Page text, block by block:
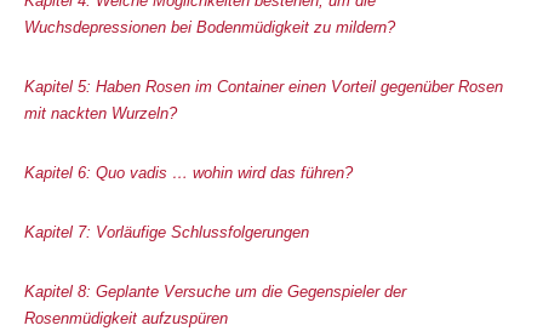
Wuchsdepressionen bei Bodenmüdigkeit zu mildern?
Kapitel 5: Haben Rosen im Container einen Vorteil gegenüber Rosen
mit nackten Wurzeln?
Kapitel 6: Quo vadis … wohin wird das führen?
Kapitel 7: Vorläufige Schlussfolgerungen
Kapitel 8: Geplante Versuche um die Gegenspieler der
Rosenmüdigkeit aufzuspüren